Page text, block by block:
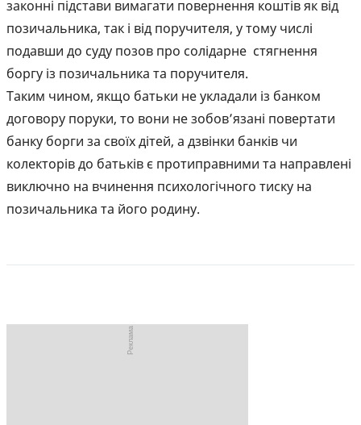
законні підстави вимагати повернення коштів як від
позичальника, так і від поручителя, у тому числі
подавши до суду позов про солідарне стягнення
боргу із позичальника та поручителя.
Таким чином, якщо батьки не укладали із банком
договору поруки, то вони не зобов’язані повертати
банку борги за своїх дітей, а дзвінки банків чи
колекторів до батьків є протиправними та направлені
виключно на вчинення психологічного тиску на
позичальника та його родину.